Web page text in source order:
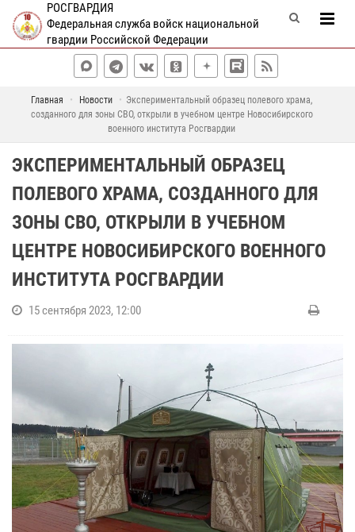
РОСГВАРДИЯ
Федеральная служба войск национальной
гвардии Российской Федерации
Главная Новости
Экспериментальный образец полевого храма,
созданного для зоны СВО, открыли в учебном центре Новосибирского
военного института Росгвардии
ЭКСПЕРИМЕНТАЛЬНЫЙ ОБРАЗЕЦ
ПОЛЕВОГО ХРАМА, СОЗДАННОГО ДЛЯ
ЗОНЫ СВО, ОТКРЫЛИ В УЧЕБНОМ
ЦЕНТРЕ НОВОСИБИРСКОГО ВОЕННОГО
ИНСТИТУТА РОСГВАРДИИ
15 сентября 2023, 12:00